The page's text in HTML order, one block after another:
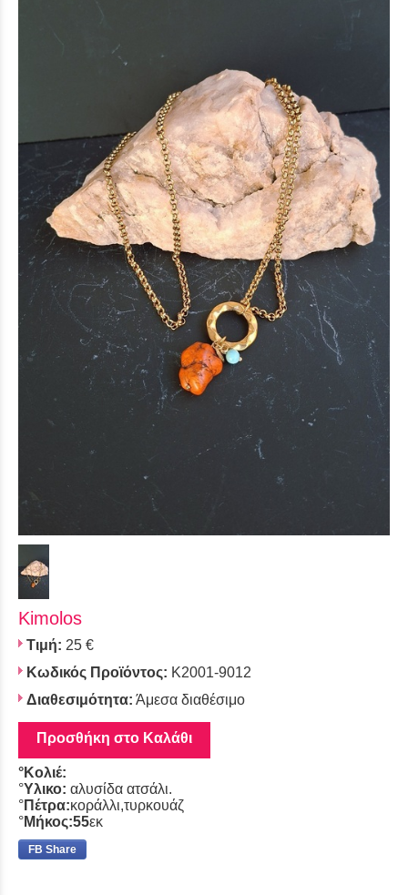
Kimolos
Τιμή: 25 €
Κωδικός Προϊόντος: K2001-9012
Διαθεσιμότητα: Άμεσα διαθέσιμο
Προσθήκη στο Καλάθι
°Κολιέ:
°Υλικο: αλυσίδα ατσάλι.
°Πέτρα:κοράλλι,τυρκουάζ
°Μήκος:55εκ
FB Share